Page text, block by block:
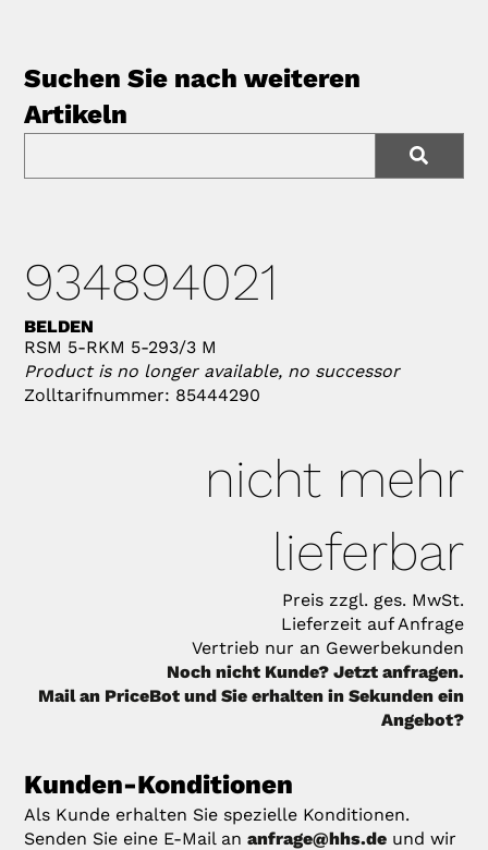
Suchen Sie nach weiteren
Artikeln
934894021
BELDEN
RSM 5-RKM 5-293/3 M
Product is no longer available, no successor
Zolltarifnummer: 85444290
nicht mehr
lieferbar
Preis zzgl. ges. MwSt.
Lieferzeit auf Anfrage
Vertrieb nur an Gewerbekunden
Noch nicht Kunde? Jetzt anfragen.
Mail an PriceBot und Sie erhalten in Sekunden ein
Angebot?
Kunden-Konditionen
Als Kunde erhalten Sie spezielle Konditionen.
Senden Sie eine E-Mail ananfrage@hhs.de und wir